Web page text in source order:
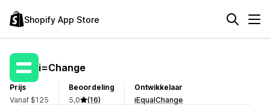
Shopify App Store
i=Change
Prijs
Vanaf $125
Beoordeling
5,0
(16)
Ontwikkelaar
iEqualChange